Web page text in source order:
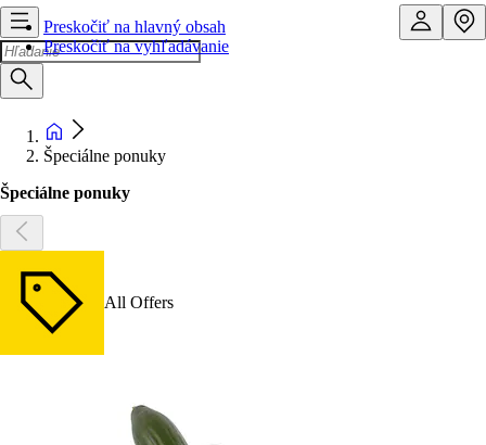
Preskočiť na hlavný obsah
Preskočiť na vyhľadávanie
Špeciálne ponuky
Špeciálne ponuky
All Offers